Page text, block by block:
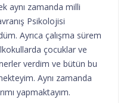
aynı zamanda milli
Psikolojisi
Ayrıca çalışma sürem
çocuklar ve
verdim ve bütün bu
Aynı zamanda
yapmaktayım.